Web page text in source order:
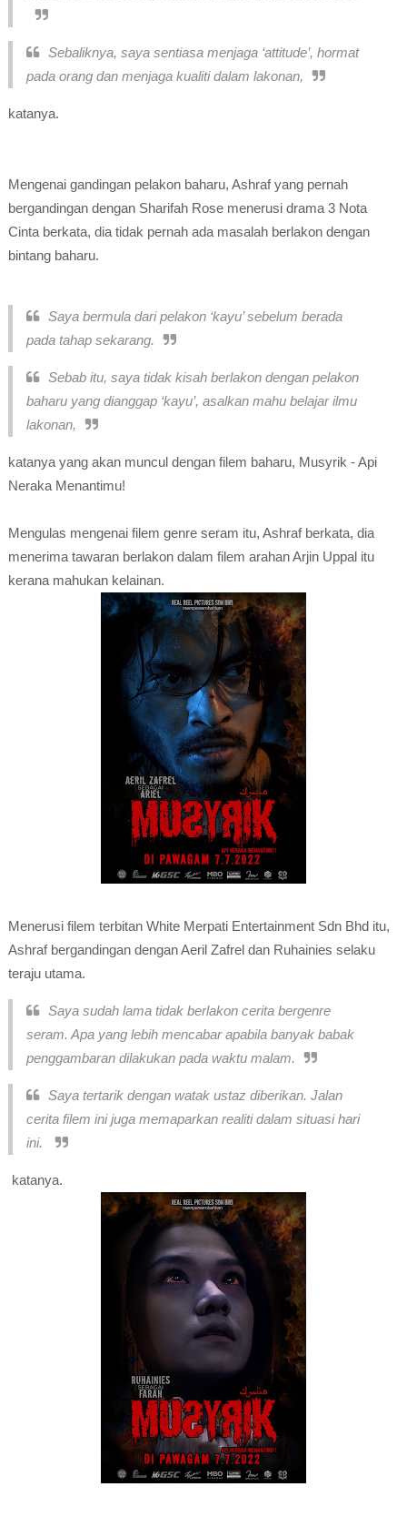
Sebaliknya, saya sentiasa menjaga ‘attitude’, hormat
pada orang dan menjaga kualiti dalam lakonan,
katanya.
Mengenai gandingan pelakon baharu, Ashraf yang pernah
bergandingan dengan Sharifah Rose menerusi drama 3 Nota
Cinta berkata, dia tidak pernah ada masalah berlakon dengan
bintang baharu.
Saya bermula dari pelakon ‘kayu’ sebelum berada
pada tahap sekarang.
Sebab itu, saya tidak kisah berlakon dengan pelakon
baharu yang dianggap ‘kayu’, asalkan mahu belajar ilmu
lakonan,
katanya yang akan muncul dengan filem baharu, Musyrik - Api
Neraka Menantimu!
Mengulas mengenai filem genre seram itu, Ashraf berkata, dia
menerima tawaran berlakon dalam filem arahan Arjin Uppal itu
kerana mahukan kelainan.
Menerusi filem terbitan White Merpati Entertainment Sdn Bhd itu,
Ashraf bergandingan dengan Aeril Zafrel dan Ruhainies selaku
teraju utama.
Saya sudah lama tidak berlakon cerita bergenre
seram. Apa yang lebih mencabar apabila banyak babak
penggambaran dilakukan pada waktu malam.
Saya tertarik dengan watak ustaz diberikan. Jalan
cerita filem ini juga memaparkan realiti dalam situasi hari
ini.
katanya.